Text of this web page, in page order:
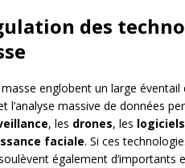
des
englobent un large éventail
massive de données
, les drones, les
faciale. Si ces
également d’importants